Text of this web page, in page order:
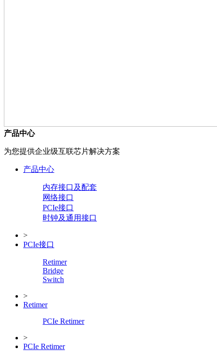
产品中心
为您提供企业级互联芯片解决方案
产品中心
内存接口及配套
网络接口
PCIe接口
时钟及通用接口
>
PCIe接口
Retimer
Bridge
Switch
>
Retimer
PCIe Retimer
>
PCIe Retimer